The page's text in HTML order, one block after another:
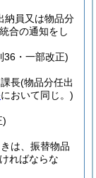
納員又は物品分
合の通知をし
36・一部改正)
長(物品分任出
において同じ。)
)
は、振替物品
ればならな